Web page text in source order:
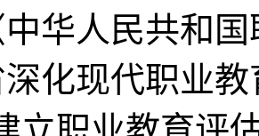
华人民共和
深化现代职业